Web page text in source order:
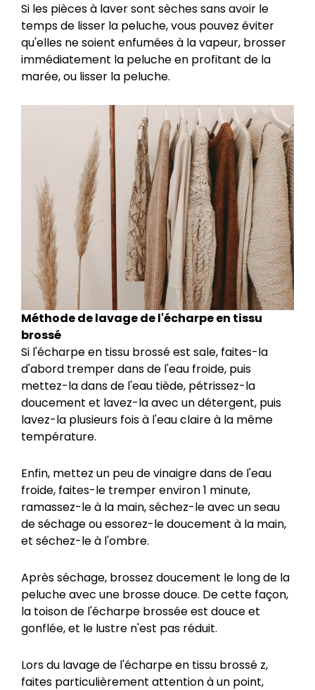
Si les pièces à laver sont sèches sans avoir le
temps de lisser la peluche, vous pouvez éviter
qu'elles ne soient enfumées à la vapeur, brosser
immédiatement la peluche en profitant de la
marée, ou lisser la peluche.
Méthode de lavage de l'écharpe en tissu
brossé
Si l'écharpe en tissu brossé est sale, faites-la
d'abord tremper dans de l'eau froide, puis
mettez-la dans de l'eau tiède, pétrissez-la
doucement et lavez-la avec un détergent, puis
lavez-la plusieurs fois à l'eau claire à la même
température.
Enfin, mettez un peu de vinaigre dans de l'eau
froide, faites-le tremper environ 1 minute,
ramassez-le à la main, séchez-le avec un seau
de séchage ou essorez-le doucement à la main,
et séchez-le à l'ombre.
Après séchage, brossez doucement le long de la
peluche avec une brosse douce. De cette façon,
la toison de l'écharpe brossée est douce et
gonflée, et le lustre n'est pas réduit.
Lors du lavage de l'écharpe en tissu brossé z,
faites particulièrement attention à un point,